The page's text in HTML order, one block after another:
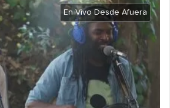
En Vivo Desde Afuera